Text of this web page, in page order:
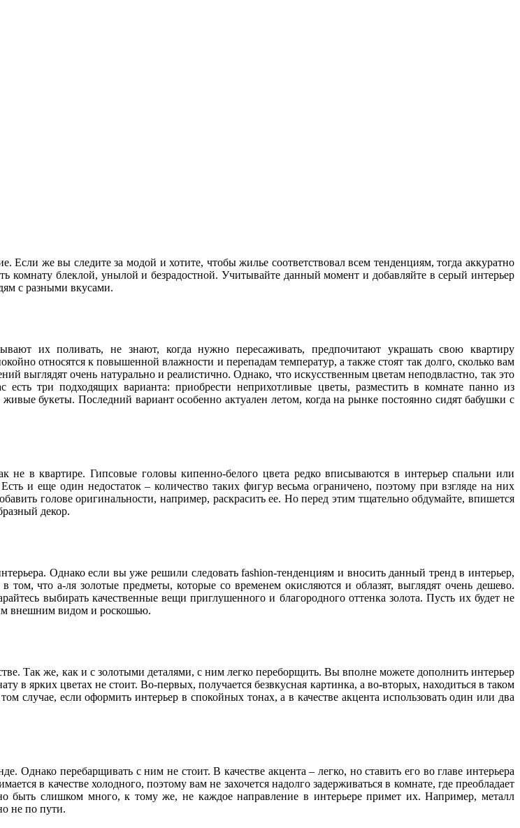
же вы следите за модой и хотите, чтобы жилье соответствовал всем тенденциям, тогда аккуратно
комнату блеклой, унылой и безрадостной. Учитывайте данный момент и добавляйте в серый интерьер
с разными вкусами.
их поливать, не знают, когда нужно пересаживать, предпочитают украшать свою квартиру
относятся к повышенной влажности и перепадам температур, а также стоят так долго, сколько вам
выглядят очень натурально и реалистично. Однако, что искусственным цветам неподвластно, так это
три подходящих варианта: приобрести неприхотливые цветы, разместить в комнате панно из
букеты. Последний вариант особенно актуален летом, когда на рынке постоянно сидят бабушки с
не в квартире. Гипсовые головы кипенно-белого цвета редко вписываются в интерьер спальни или
и еще один недостаток – количество таких фигур весьма ограничено, поэтому при взгляде на них
голове оригинальности, например, раскрасить ее. Но перед этим тщательно обдумайте, впишется
декор.
Однако если вы уже решили следовать fashion-тенденциям и вносить данный тренд в интерьер,
что а-ля золотые предметы, которые со временем окисляются и облазят, выглядят очень дешево.
выбирать качественные вещи приглушенного и благородного оттенка золота. Пусть их будет не
внешним видом и роскошью.
Так же, как и с золотыми деталями, с ним легко переборщить. Вы вполне можете дополнить интерьер
ярких цветах не стоит. Во-первых, получается безвкусная картинка, а во-вторых, находиться в таком
если оформить интерьер в спокойных тонах, а в качестве акцента использовать один или два
Однако перебарщивать с ним не стоит. В качестве акцента – легко, но ставить его во главе интерьера
в качестве холодного, поэтому вам не захочется надолго задерживаться в комнате, где преобладает
быть слишком много, к тому же, не каждое направление в интерьере примет их. Например, металл
не по пути.